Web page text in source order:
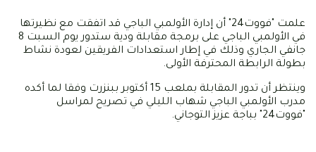
علمت "فووت24" أن إدارة الأولمبي الباجي قد اتفقت مع نظيرتها
في الأولمبي الباجي على برمجة مقابلة ودية ستدور يوم السبت 8
جانفي الجاري وذلك في إطار استعدادات الفريقين لعودة نشاط
بطولة الرابطة المحترفة الأولى.
وينتظر أن تدور المقابلة بملعب 15 أكتوبر ببنزرت وفقا لما أكده
مدرب الأولمبي الباجي شهاب الليلي في تصريح لمراسل
"فووت24" بباجة عزيز التوجاني.